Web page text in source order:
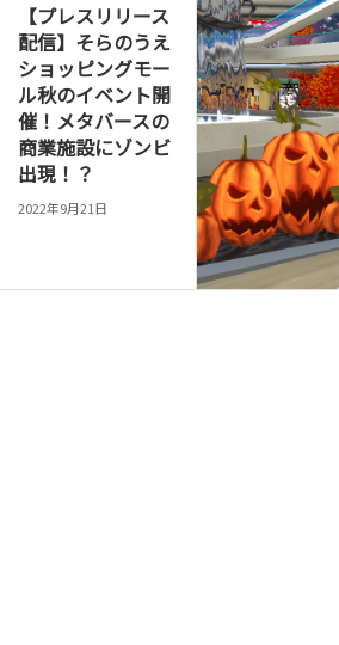
【プレスリリース
配信】そらのうえ
ショッピングモー
ル秋のイベント開
催！メタバースの
商業施設にゾンビ
出現！？
2022年9月21日